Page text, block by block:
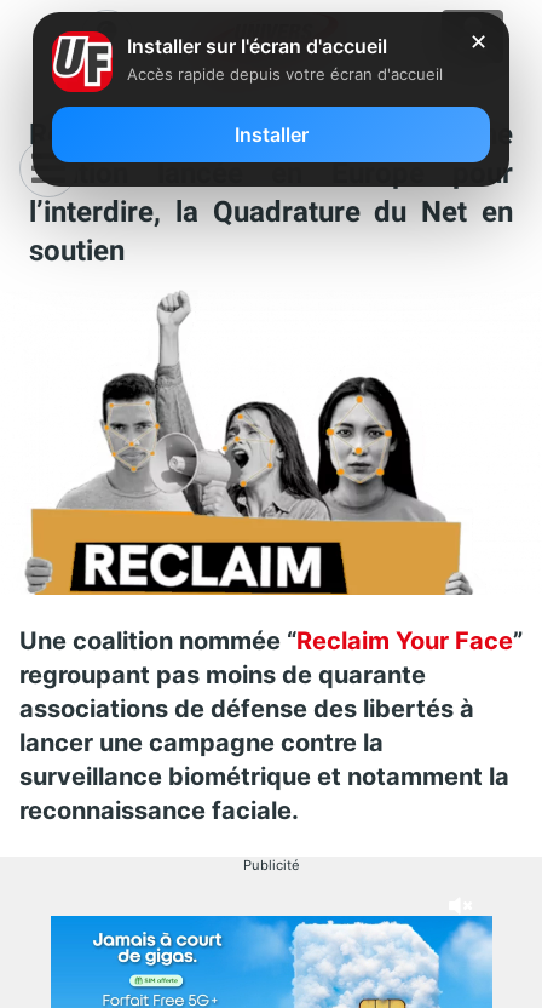
Reconnaissance faciale : une
pétition lancée en Europe pour
l’interdire, la Quadrature du Net en
soutien
Une coalition nommée “Reclaim Your Face”
regroupant pas moins de quarante
associations de défense des libertés à
lancer une campagne contre la
surveillance biométrique et notamment la
reconnaissance faciale.
Publicité
✕
Installer sur l'écran d'accueil
Accès rapide depuis votre écran d'accueil
Installer